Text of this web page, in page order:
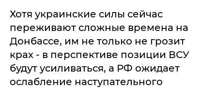
Хотя украинские силы сейчас
переживают сложные времена на
Донбассе, им не только не грозит
крах - в перспективе позиции ВСУ
будут усиливаться, а РФ ожидает
ослабление наступательного